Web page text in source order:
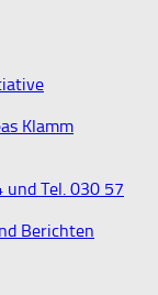
Klamm
und Tel. 030 57
Berichten